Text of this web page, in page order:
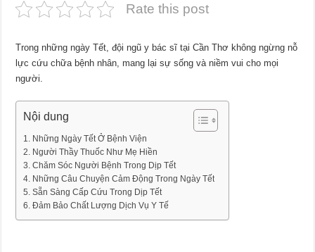
Rate this post
Trong những ngày Tết, đội ngũ y bác sĩ tại Cần Thơ không ngừng nỗ
lực cứu chữa bệnh nhân, mang lại sự sống và niềm vui cho mọi
người.
Nội dung
Những Ngày Tết Ở Bệnh Viện
Người Thầy Thuốc Như Mẹ Hiền
Chăm Sóc Người Bệnh Trong Dịp Tết
Những Câu Chuyện Cảm Động Trong Ngày Tết
Sẵn Sàng Cấp Cứu Trong Dịp Tết
Đảm Bảo Chất Lượng Dịch Vụ Y Tế